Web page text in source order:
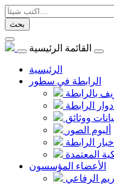
بحث
القائمة الرئيسية
الرئيسية
الرابطة في سطور
بالرابطة
الرابطة
ووثائق
ألبوم الصور
أخبار الرابطة
المعتمدة
الأعضاء المؤسسون
الرفاعي